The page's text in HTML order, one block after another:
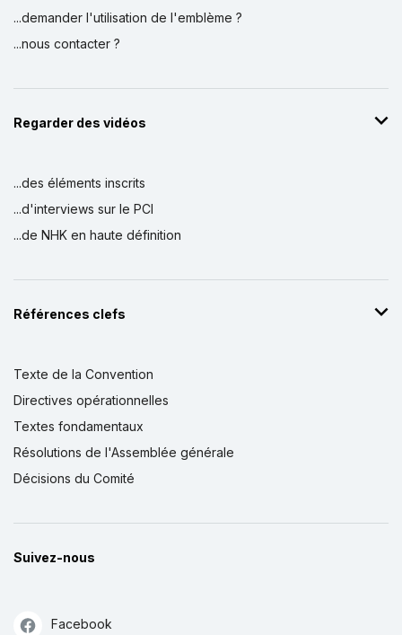
...demander l'utilisation de l'emblème ?
...nous contacter ?
Regarder des vidéos
...des éléments inscrits
...d'interviews sur le PCI
...de NHK en haute définition
Références clefs
Texte de la Convention
Directives opérationnelles
Textes fondamentaux
Résolutions de l'Assemblée générale
Décisions du Comité
Suivez-nous
Facebook